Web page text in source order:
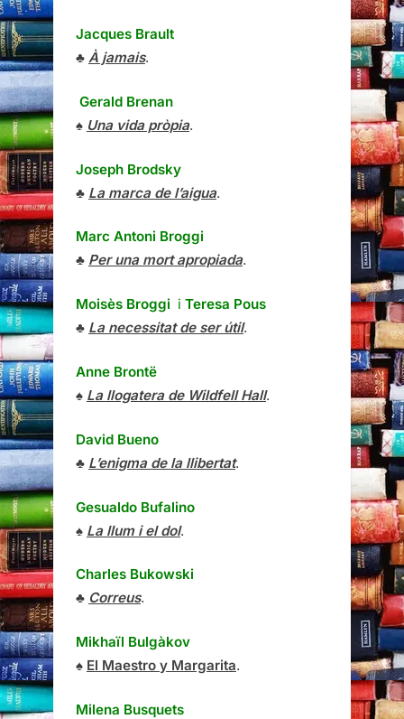
Jacques Brault
♣ À jamais.
Gerald Brenan
♠ Una vida pròpia.
Joseph Brodsky
♣ La marca de l’aigua.
Marc Antoni Broggi
♣ Per una mort apropiada.
Moisès Broggi i Teresa Pous
♣ La necessitat de ser útil.
Anne Brontë
♠ La llogatera de Wildfell Hall.
David Bueno
♣ L’enigma de la llibertat.
Gesualdo Bufalino
♠ La llum i el dol.
Charles Bukowski
♣ Correus.
Mikhaïl Bulgàkov
♠ El Maestro y Margarita.
Milena Busquets